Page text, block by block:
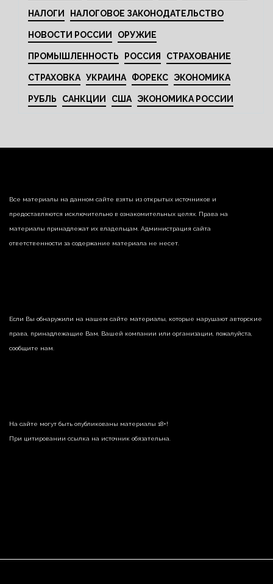
НАЛОГИ НАЛОГОВОЕ ЗАКОНОДАТЕЛЬСТВО
НОВОСТИ РОССИИ ОРУЖИЕ
ПРОМЫШЛЕННОСТЬ РОССИЯ СТРАХОВАНИЕ
СТРАХОВКА УКРАИНА ФОРЕКС ЭКОНОМИКА
РУБЛЬ САНКЦИИ США ЭКОНОМИКА РОССИИ
Все материалы на данном сайте взяты из открытых источников и
предоставляются исключительно в ознакомительных целях. Права на
материалы принадлежат их владельцам. Администрация сайта
ответственности за содержание материала не несет.
Если Вы обнаружили на нашем сайте материалы, которые нарушают авторские
права, принадлежащие Вам, Вашей компании или организации, пожалуйста,
сообщите нам.
На сайте могут быть опубликованы материалы 18+!
При цитировании ссылка на источник обязательна.